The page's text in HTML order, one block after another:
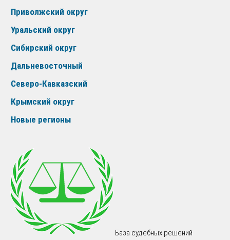
Приволжский округ
Уральский округ
Сибирский округ
Дальневосточный
Северо-Кавказский
Крымский округ
Новые регионы
База судебных решений